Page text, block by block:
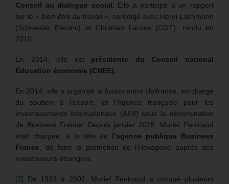
Conseil au dialogue social. Elle a participé à un rapport
sur le « bien-être au travail », corédigé avec Henri Lachmann
(Schneider Electric) et Christian Larose (CGT), rendu en
2010.
En 2014, elle est présidente du Conseil national
Éducation économie (CNEE).
En 2014, elle a organisé la fusion entre Ubifrance, en charge
du soutien à l’export, et l’Agence française pour les
investissements internationaux (AFII) sous la dénomination
de Business France. Depuis janvier 2015, Muriel Pénicaud
était chargée, à la tête de l’agence publique Business
France , de faire la promotion de l’Hexagone auprès des
investisseurs étrangers.
[2] De 1993 à 2002, Muriel Pénicaud a occupé plusieurs